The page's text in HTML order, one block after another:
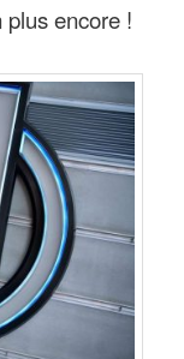
encore !